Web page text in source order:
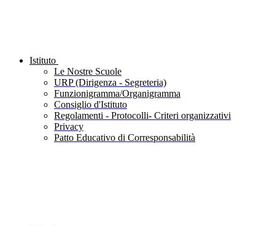
Istituto
Le Nostre Scuole
URP (Dirigenza - Segreteria)
Funzionigramma/Organigramma
Consiglio d'Istituto
Regolamenti - Protocolli- Criteri organizzativi
Privacy
Patto Educativo di Corresponsabilità